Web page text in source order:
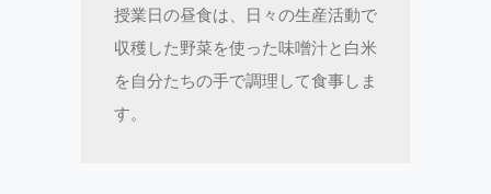
授業日の昼食は、日々の生産活動で
収穫した野菜を使った味噌汁と白米
を自分たちの手で調理して食事しま
す。